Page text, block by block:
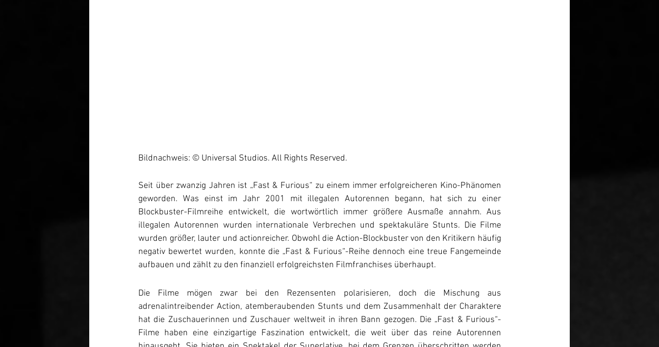
Bildnachweis: © Universal Studios. All Rights Reserved.
Seit über zwanzig Jahren ist „Fast & Furious“ zu einem immer erfolgreicheren Kino-Phänomen
geworden. Was einst im Jahr 2001 mit illegalen Autorennen begann, hat sich zu einer
Blockbuster-Filmreihe entwickelt, die wortwörtlich immer größere Ausmaße annahm. Aus
illegalen Autorennen wurden internationale Verbrechen und spektakuläre Stunts. Die Filme
wurden größer, lauter und actionreicher. Obwohl die Action-Blockbuster von den Kritikern häufig
negativ bewertet wurden, konnte die „Fast & Furious“-Reihe dennoch eine treue Fangemeinde
aufbauen und zählt zu den finanziell erfolgreichsten Filmfranchises überhaupt.
Die Filme mögen zwar bei den Rezensenten polarisieren, doch die Mischung aus
adrenalintreibender Action, atemberaubenden Stunts und dem Zusammenhalt der Charaktere
hat die Zuschauerinnen und Zuschauer weltweit in ihren Bann gezogen. Die „Fast & Furious“-
Filme haben eine einzigartige Faszination entwickelt, die weit über das reine Autorennen